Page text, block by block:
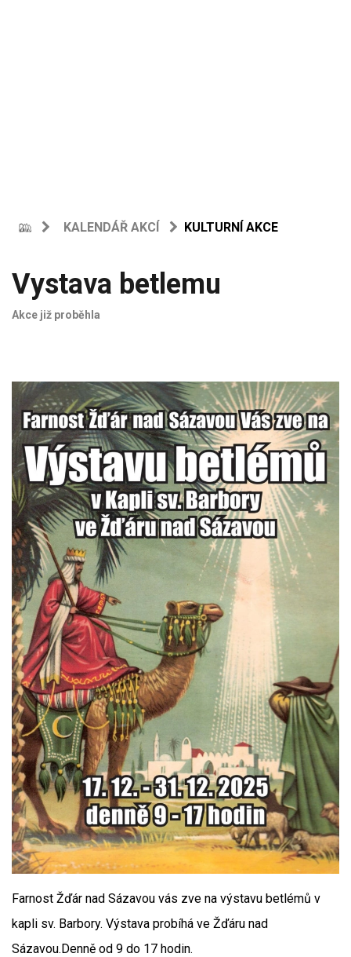
KALENDÁŘ AKCÍ KULTURNÍ AKCE
Vystava betlemu
Akce již proběhla
Farnost Žďár nad Sázavou vás zve na výstavu betlémů v
kapli sv. Barbory. Výstava probíhá ve Žďáru nad
Sázavou.Denně od 9 do 17 hodin.